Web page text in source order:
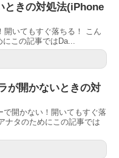
きの対処法(iPhone
開いてもすぐ落ちる！ こん
この記事ではDa...
が開かないときの対
開かない！開いてもすぐ落
ナタのためにこの記事では